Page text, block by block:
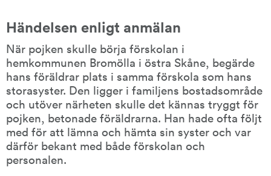
Händelsen enligt anmälan
När pojken skulle börja förskolan i
hemkommunen Bromölla i östra Skåne, begärde
hans föräldrar plats i samma förskola som hans
storasyster. Den ligger i familjens bostadsområde
och utöver närheten skulle det kännas tryggt för
pojken, betonade föräldrarna. Han hade ofta följt
med för att lämna och hämta sin syster och var
därför bekant med både förskolan och
personalen.